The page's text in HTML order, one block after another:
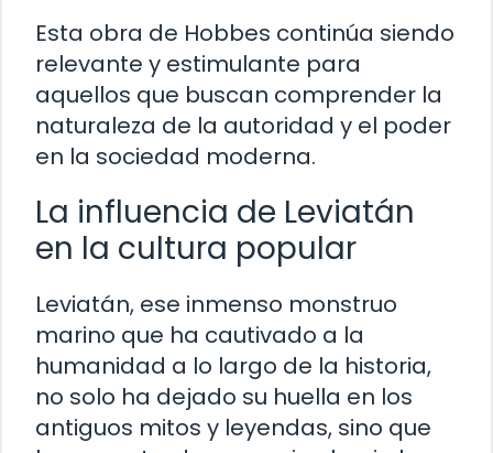
Esta obra de Hobbes continúa siendo
relevante y estimulante para
aquellos que buscan comprender la
naturaleza de la autoridad y el poder
en la sociedad moderna.
La influencia de Leviatán
en la cultura popular
Leviatán, ese inmenso monstruo
marino que ha cautivado a la
humanidad a lo largo de la historia,
no solo ha dejado su huella en los
antiguos mitos y leyendas, sino que